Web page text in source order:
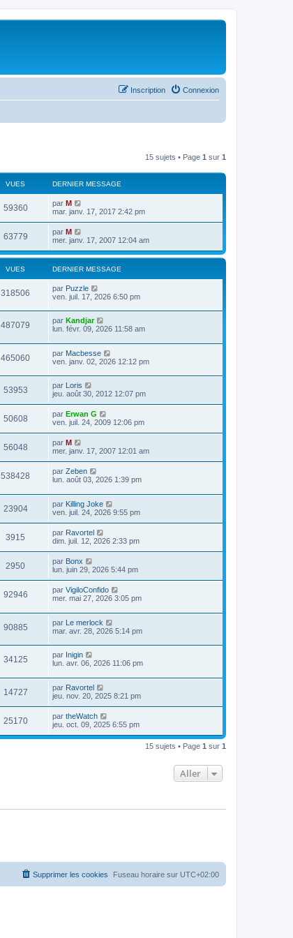
Connexion
Inscription
15 sujets • Page 1 sur 1
VUES DERNIER MESSAGE
59360 par M
mar. janv. 17, 2017 2:42 pm
63779 par M
mer. janv. 17, 2007 12:04 am
VUES DERNIER MESSAGE
318506 par Puzzle
ven. juil. 17, 2026 6:50 pm
487079 par Kandjar
lun. févr. 09, 2026 11:58 am
465060 par Macbesse
ven. janv. 02, 2026 12:12 pm
53953 par Loris
jeu. août 30, 2012 12:07 pm
50608 par Erwan G
ven. juil. 24, 2009 12:06 pm
56048 par M
mer. janv. 17, 2007 12:01 am
538428 par Zeben
lun. août 03, 2026 1:39 pm
23904 par Killing Joke
ven. juil. 24, 2026 9:55 pm
3915 par Ravortel
dim. juil. 12, 2026 2:33 pm
2950 par Bonx
lun. juin 29, 2026 5:44 pm
92946 par VigiloConfido
mer. mai 27, 2026 3:05 pm
90885 par Le merlock
mar. avr. 28, 2026 5:14 pm
34125 par Inigin
lun. avr. 06, 2026 11:06 pm
14727 par Ravortel
jeu. nov. 20, 2025 8:21 pm
25170 par theWatch
jeu. oct. 09, 2025 6:55 pm
15 sujets • Page 1 sur 1
Aller
Fuseau horaire sur UTC+02:00
Supprimer les cookies